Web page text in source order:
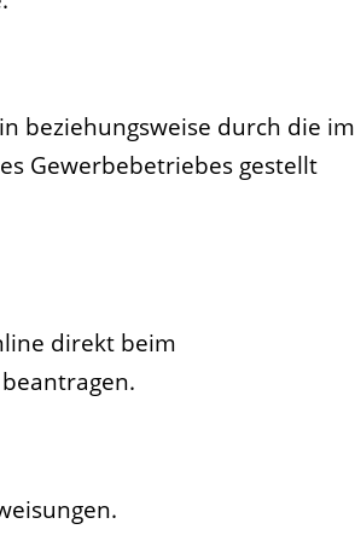
beziehungsweise durch die im
Gewerbebetriebes gestellt
direkt beim